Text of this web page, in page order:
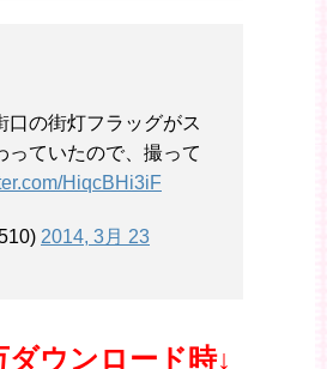
口の街灯フラッグがス
っていたので、撮って
HiqcBHi3iF
2014, 3月 23
ダウンロード時↓